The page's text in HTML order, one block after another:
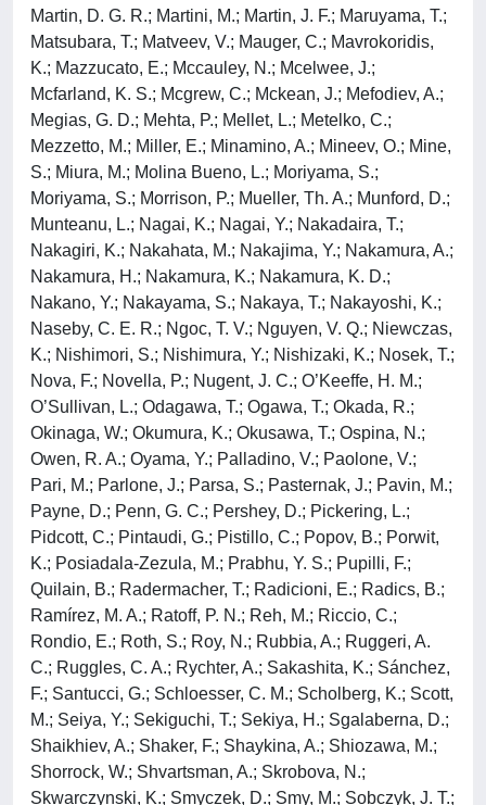
Martin, D. G. R.; Martini, M.; Martin, J. F.; Maruyama, T.;
Matsubara, T.; Matveev, V.; Mauger, C.; Mavrokoridis,
K.; Mazzucato, E.; Mccauley, N.; Mcelwee, J.;
Mcfarland, K. S.; Mcgrew, C.; Mckean, J.; Mefodiev, A.;
Megias, G. D.; Mehta, P.; Mellet, L.; Metelko, C.;
Mezzetto, M.; Miller, E.; Minamino, A.; Mineev, O.; Mine,
S.; Miura, M.; Molina Bueno, L.; Moriyama, S.;
Moriyama, S.; Morrison, P.; Mueller, Th. A.; Munford, D.;
Munteanu, L.; Nagai, K.; Nagai, Y.; Nakadaira, T.;
Nakagiri, K.; Nakahata, M.; Nakajima, Y.; Nakamura, A.;
Nakamura, H.; Nakamura, K.; Nakamura, K. D.;
Nakano, Y.; Nakayama, S.; Nakaya, T.; Nakayoshi, K.;
Naseby, C. E. R.; Ngoc, T. V.; Nguyen, V. Q.; Niewczas,
K.; Nishimori, S.; Nishimura, Y.; Nishizaki, K.; Nosek, T.;
Nova, F.; Novella, P.; Nugent, J. C.; O’Keeffe, H. M.;
O’Sullivan, L.; Odagawa, T.; Ogawa, T.; Okada, R.;
Okinaga, W.; Okumura, K.; Okusawa, T.; Ospina, N.;
Owen, R. A.; Oyama, Y.; Palladino, V.; Paolone, V.;
Pari, M.; Parlone, J.; Parsa, S.; Pasternak, J.; Pavin, M.;
Payne, D.; Penn, G. C.; Pershey, D.; Pickering, L.;
Pidcott, C.; Pintaudi, G.; Pistillo, C.; Popov, B.; Porwit,
K.; Posiadala-Zezula, M.; Prabhu, Y. S.; Pupilli, F.;
Quilain, B.; Radermacher, T.; Radicioni, E.; Radics, B.;
Ramírez, M. A.; Ratoff, P. N.; Reh, M.; Riccio, C.;
Rondio, E.; Roth, S.; Roy, N.; Rubbia, A.; Ruggeri, A.
C.; Ruggles, C. A.; Rychter, A.; Sakashita, K.; Sánchez,
F.; Santucci, G.; Schloesser, C. M.; Scholberg, K.; Scott,
M.; Seiya, Y.; Sekiguchi, T.; Sekiya, H.; Sgalaberna, D.;
Shaikhiev, A.; Shaker, F.; Shaykina, A.; Shiozawa, M.;
Shorrock, W.; Shvartsman, A.; Skrobova, N.;
Skwarczynski, K.; Smyczek, D.; Smy, M.; Sobczyk, J. T.;